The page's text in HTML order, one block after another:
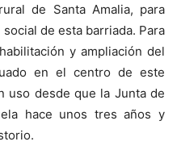
de Santa Amalia, para
de esta barriada. Para
y ampliación del
en el centro de este
uso desde que la Junta de
hace unos tres años y